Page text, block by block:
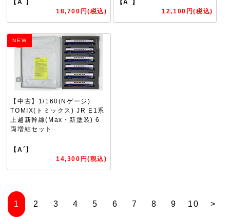
【A´】
18,700円(税込)
【A´】
12,100円(税込)
NEW
【中古】1/160(Nゲージ)
TOMIX(トミックス) JR E1系
上越新幹線(Max・新塗装) 6
両増結セット
【A´】
14,300円(税込)
1 2 3 4 5 6 7 8 9 10 >